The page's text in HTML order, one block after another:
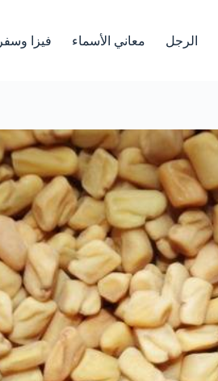
الرجل معاني الأسماء فيزا وسفر